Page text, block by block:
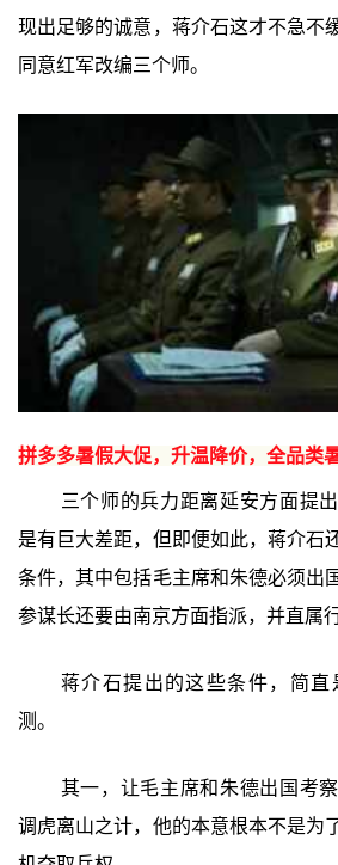
现出足够的诚意，蒋介石这才不急不
同意红军改编三个师。
拼多多暑假大促，升温降价，全品类
三个师的兵力距离延安方面提
是有巨大差距，但即便如此，蒋介石
条件，其中包括毛主席和朱德必须出
参谋长还要由南京方面指派，并直属行
蒋介石提出的这些条件，简直
测。
其一，让毛主席和朱德出国考
调虎离山之计，他的本意根本不是为